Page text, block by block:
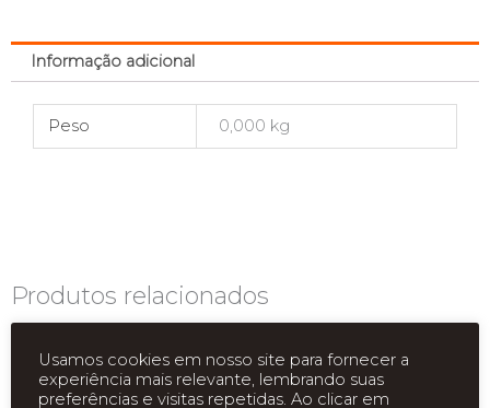
Informação adicional
Peso 0,000 kg
Produtos relacionados
Usamos cookies em nosso site para fornecer a
experiência mais relevante, lembrando suas
preferências e visitas repetidas. Ao clicar em